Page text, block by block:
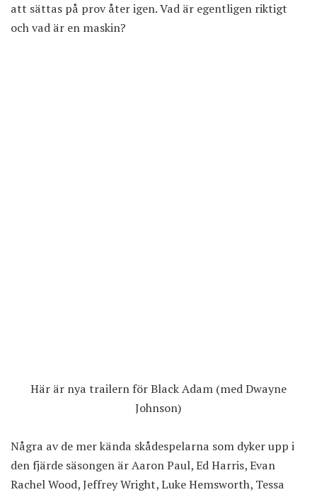
att sättas på prov åter igen. Vad är egentligen riktigt
och vad är en maskin?
Här är nya trailern för Black Adam (med Dwayne
Johnson)
Några av de mer kända skådespelarna som dyker upp i
den fjärde säsongen är Aaron Paul, Ed Harris, Evan
Rachel Wood, Jeffrey Wright, Luke Hemsworth, Tessa